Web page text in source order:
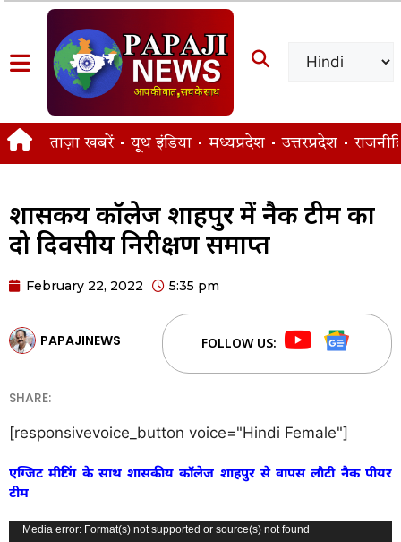
ताज़ा खबरें यूथ इंडिया मध्यप्रदेश उत्तरप्रदेश
शासकीय कॉलेज शाहपुर में नैक टीम का
दो दिवसीय निरीक्षण समाप्त
February 22, 2022 5:35 pm
PAPAJINEWS FOLLOW US:
SHARE:
[responsivevoice_button voice="Hindi Female"]
एग्जिट मीटिंग के साथ शासकीय कॉलेज शाहपुर से वापस लौटी नैक पीयर
टीम
Video
Media error: Format(s) not supported or source(s) not found